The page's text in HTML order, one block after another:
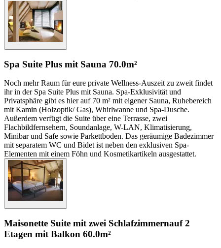
Spa Suite Plus mit Sauna 70.0m²
Noch mehr Raum für eure private Wellness-Auszeit zu zweit findet
ihr in der Spa Suite Plus mit Sauna. Spa-Exklusivität und
Privatsphäre gibt es hier auf 70 m² mit eigener Sauna, Ruhebereich
mit Kamin (Holzoptik/ Gas), Whirlwanne und Spa-Dusche.
Außerdem verfügt die Suite über eine Terrasse, zwei
Flachbildfernsehern, Soundanlage, W-LAN, Klimatisierung,
Minibar und Safe sowie Parkettboden. Das geräumige Badezimmer
mit separatem WC und Bidet ist neben den exklusiven Spa-
Elementen mit einem Föhn und Kosmetikartikeln ausgestattet.
Maisonette Suite mit zwei Schlafzimmernauf 2
Etagen mit Balkon 60.0m²